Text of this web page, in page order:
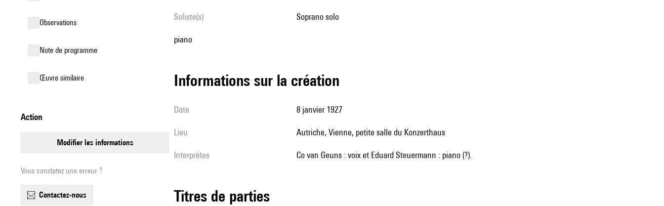
observations
Note de programme
œuvre similaire
action
modifier les informations
Vous constatez une erreur ?
contactez-nous
Soliste(s) soprano solo
piano
informations sur la création
date 8 janvier 1927
lieu Autriche, Vienne, petite salle du Konzerthaus
interprètes Co van Geuns : voix et Eduard Steuermann : piano (?).
Titres de parties